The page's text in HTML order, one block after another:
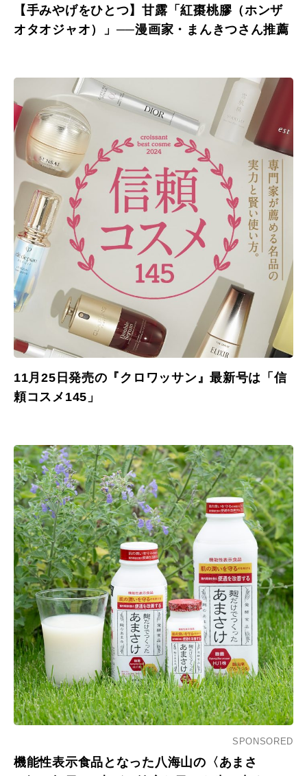
【手みやげをひとつ】甘露「紅棗桃膠（ホンザ
オタオジャオ）」──漫画家・まんきつさん推薦
11月25日発売の『クロワッサン』最新号は「信
頼コスメ145」
SPONSORED
機能性表示食品となった八海山の〈あまさ